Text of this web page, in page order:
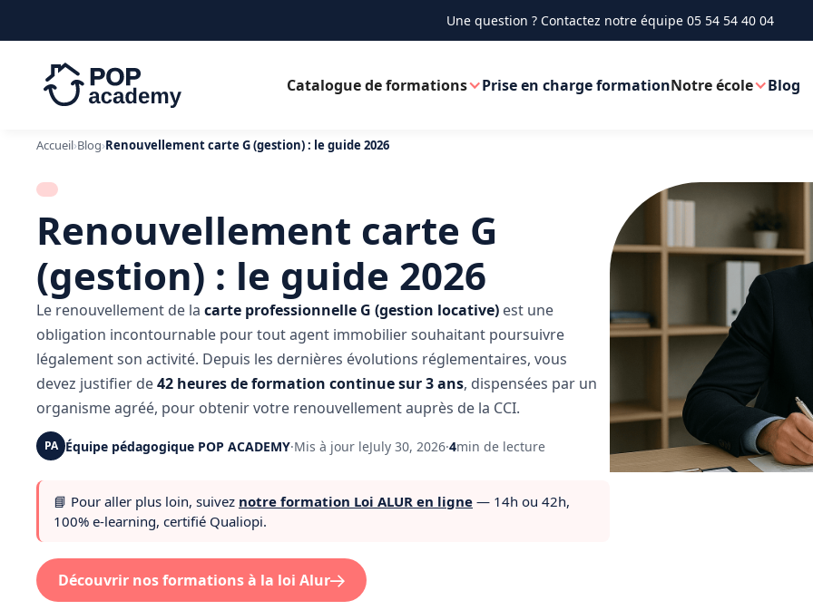
Une question ? Contactez notre équipe 05 54 54 40 04
Catalogue de formations Prise en charge formationNotre école Blog
Accueil›Blog›Renouvellement carte G (gestion) : le guide 2026
Renouvellement carte G
(gestion) : le guide 2026
Le renouvellement de la carte professionnelle G (gestion locative) est une
obligation incontournable pour tout agent immobilier souhaitant poursuivre
légalement son activité. Depuis les dernières évolutions réglementaires, vous
devez justifier de42 heures de formation continue sur 3 ans, dispensées par un
organisme agréé, pour obtenir votre renouvellement auprès de la CCI.
PA Équipe pédagogique POP ACADEMY·Mis à jour leJuly 30, 2026·4min de lecture
📘 Pour aller plus loin, suivez notre formation Loi ALUR en ligne — 14h ou 42h,
100% e-learning, certifié Qualiopi.
Découvrir nos formations à la loi Alur